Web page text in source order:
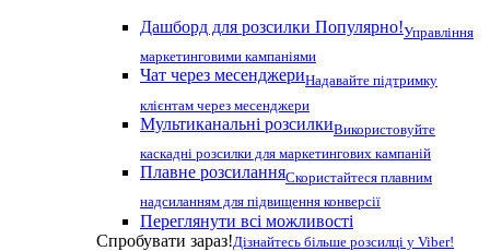
Дашборд для розсилки Популярно!Управління
маркетинговими кампаніями
Чат через месенджериНадавайте підтримку
клієнтам через месенджери
Мультиканальні розсилкиВикористовуйте
каскадні розсилки для маркетингових кампаній
Плавне розсиланняСкористайтеся плавним
надсиланням для підвищення конверсії
Переглянути всі можливості
Спробувати зараз!Дізнайтесь більше розсилці у Viber!